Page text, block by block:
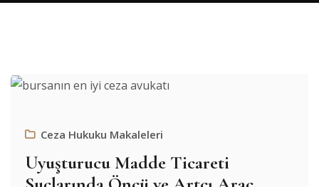
Ceza Hukuku Makaleleri
Uyuşturucu Madde Ticareti